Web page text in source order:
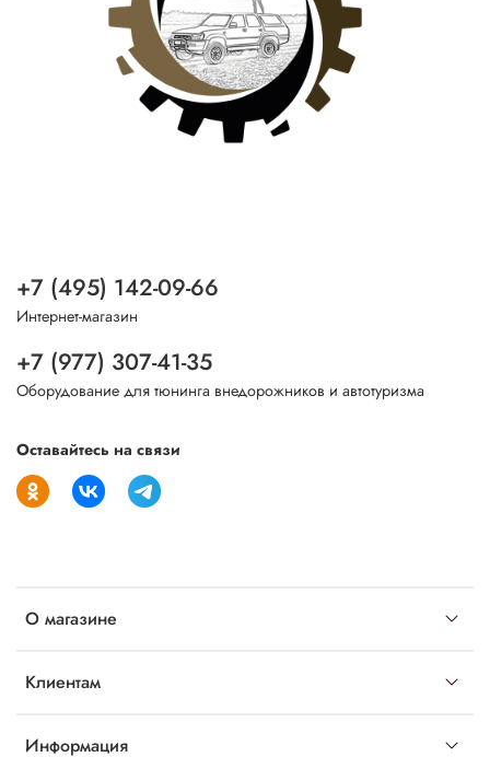
О магазине
Клиентам
Информация
+7 (495) 142-09-66
Интернет-магазин
+7 (977) 307-41-35
Оборудование для тюнинга внедорожников и автотуризма
Оставайтесь на связи